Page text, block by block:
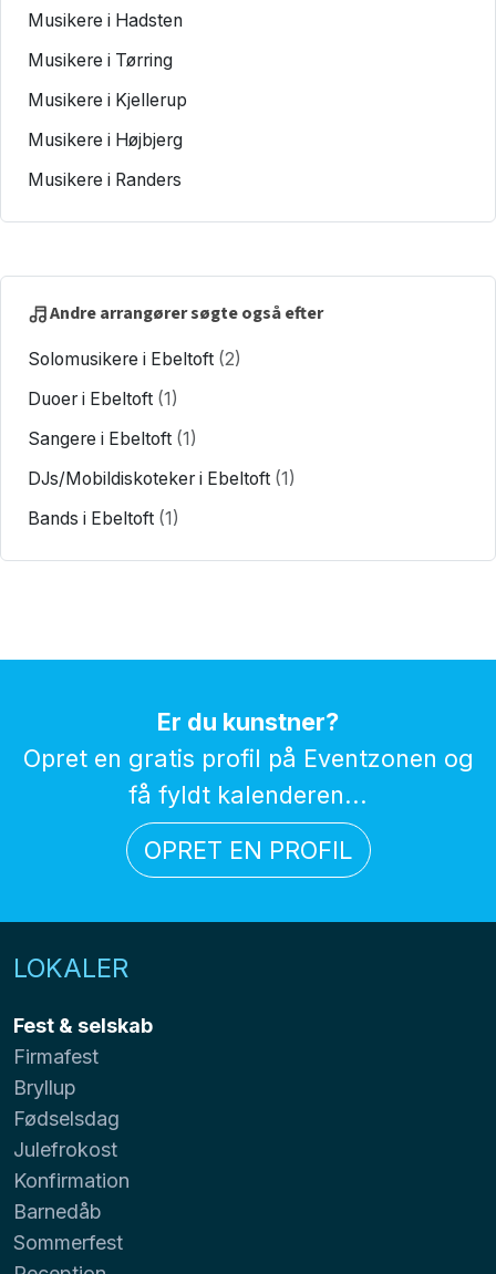
Musikere i Hadsten
Musikere i Tørring
Musikere i Kjellerup
Musikere i Højbjerg
Musikere i Randers
Andre arrangører søgte også efter
Solomusikere i Ebeltoft (2)
Duoer i Ebeltoft (1)
Sangere i Ebeltoft (1)
DJs/Mobildiskoteker i Ebeltoft (1)
Bands i Ebeltoft (1)
Er du kunstner?
Opret en gratis profil på Eventzonen og
få fyldt kalenderen...
OPRET EN PROFIL
LOKALER
Fest & selskab
Firmafest
Bryllup
Fødselsdag
Julefrokost
Konfirmation
Barnedåb
Sommerfest